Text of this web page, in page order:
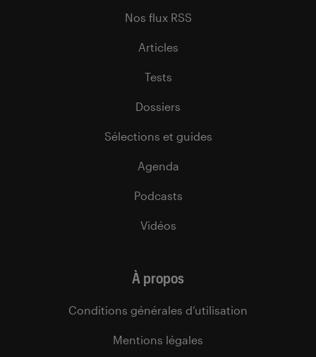
Nos flux RSS
Articles
Tests
Dossiers
Sélections et guides
Agenda
Podcasts
Vidéos
À propos
Conditions générales d’utilisation
Mentions légales